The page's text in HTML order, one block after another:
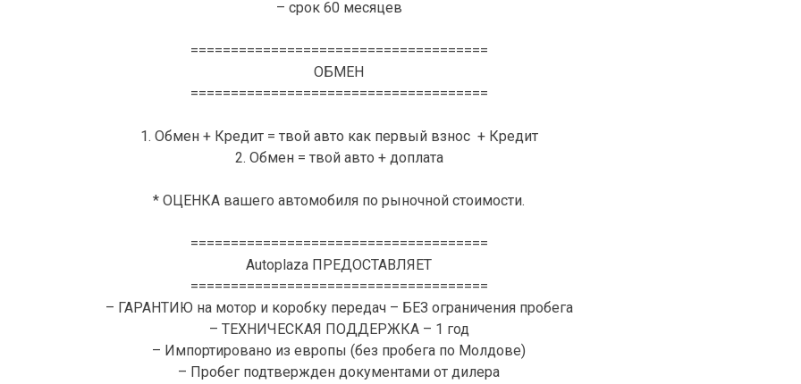
– срок 60 месяцев
=====================================
ОБМЕН
=====================================
1. Обмен + Кредит = твой авто как первый взнос + Кредит
2. Обмен = твой авто + доплата
* ОЦЕНКА вашего автомобиля по рыночной стоимости.
=====================================
Autoplaza ПРЕДОСТАВЛЯЕТ
=====================================
– ГАРАНТИЮ на мотор и коробку передач – БЕЗ ограничения пробега
– ТЕХНИЧЕСКАЯ ПОДДЕРЖКА – 1 год
– Импортировано из европы (без пробега по Молдове)
– Пробег подтвержден документами от дилера